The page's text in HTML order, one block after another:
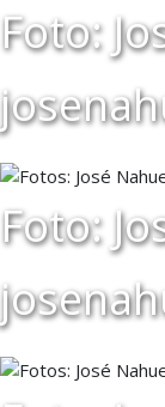
Foto:
Foto: